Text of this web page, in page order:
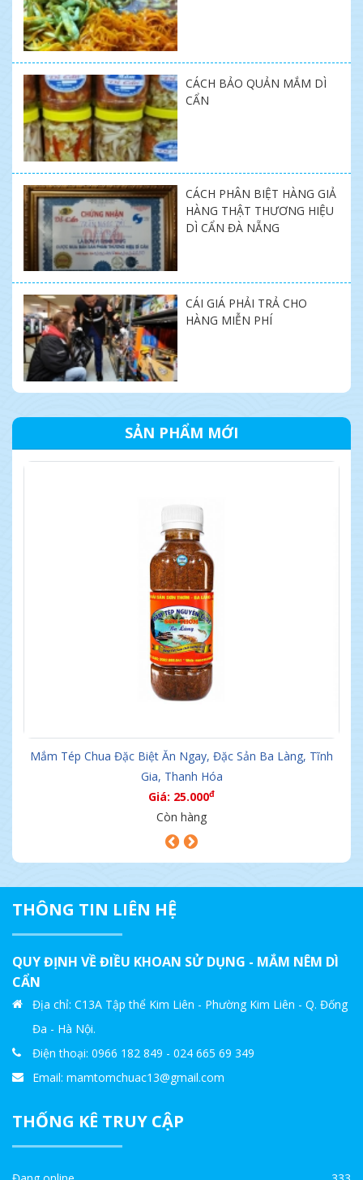
CÁCH BẢO QUẢN MẮM DÌ
CẨN
CÁCH PHÂN BIỆT HÀNG GIẢ
HÀNG THẬT THƯƠNG HIỆU
DÌ CẨN ĐÀ NẴNG
CÁI GIÁ PHẢI TRẢ CHO
HÀNG MIỄN PHÍ
SẢN PHẨM MỚI
Mắm Tép Chua Đặc Biệt Ăn Ngay, Đặc Sản Ba Làng, Tĩnh
Gia, Thanh Hóa
Giá: 25.000đ
Còn hàng
THÔNG TIN LIÊN HỆ
QUY ĐỊNH VỀ ĐIỀU KHOAN SỬ DỤNG - MẮM NÊM DÌ
CẨN
Địa chỉ: C13A Tập thể Kim Liên - Phường Kim Liên - Q. Đống
Đa - Hà Nội.
Điện thoại: 0966 182 849 - 024 665 69 349
Email: mamtomchuac13@gmail.com
THỐNG KÊ TRUY CẬP